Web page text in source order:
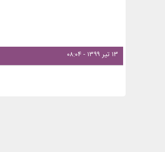
۱۳ تیر ۱۳۹۹ - ۰۸:۰۴